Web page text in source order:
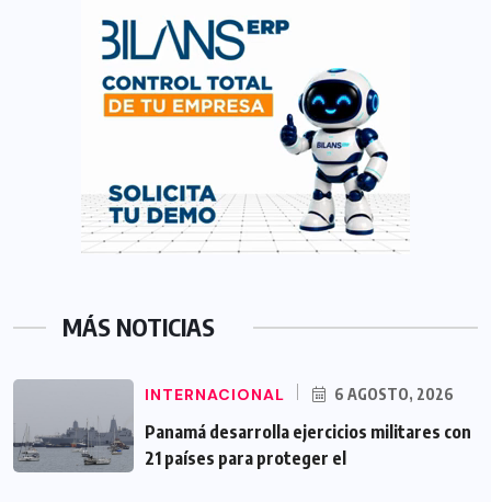
MÁS NOTICIAS
INTERNACIONAL 6 AGOSTO, 2026
Panamá desarrolla ejercicios militares con
21 países para proteger el